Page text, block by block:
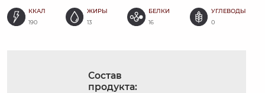
ККАЛ
190
ЖИРЫ
13
БЕЛКИ
16
УГЛЕВОДЫ
0
Состав
продукта: